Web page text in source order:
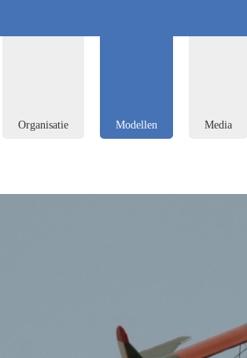
Organisatie Modellen Media